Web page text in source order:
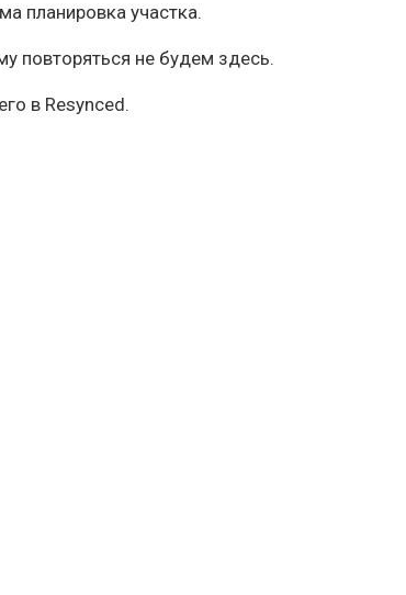
планировка участка.
повторяться не будем здесь.
в Resynced.